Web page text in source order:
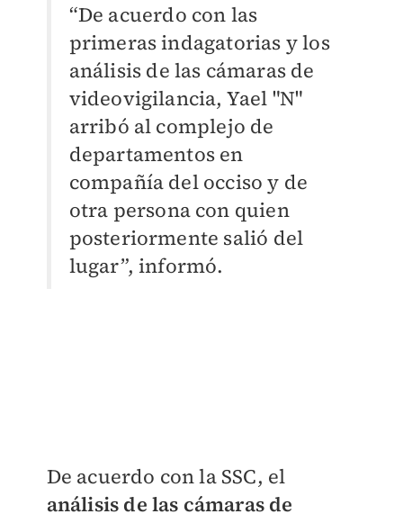
“De acuerdo con las
primeras indagatorias y los
análisis de las cámaras de
videovigilancia, Yael "N"
arribó al complejo de
departamentos en
compañía del occiso y de
otra persona con quien
posteriormente salió del
lugar”, informó.
De acuerdo con la SSC, el
análisis de las cámaras de